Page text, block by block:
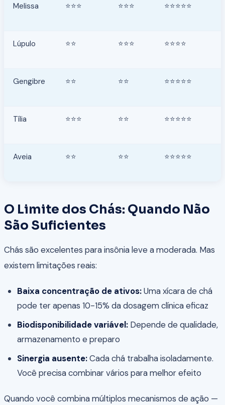
Melissa ⭐⭐⭐ ⭐⭐⭐ ⭐⭐⭐⭐⭐
Lúpulo ⭐⭐ ⭐⭐⭐ ⭐⭐⭐⭐
Gengibre ⭐⭐ ⭐⭐ ⭐⭐⭐⭐⭐
Tília ⭐⭐⭐ ⭐⭐ ⭐⭐⭐⭐⭐
Aveia ⭐⭐ ⭐⭐ ⭐⭐⭐⭐⭐
O Limite dos Chás: Quando Não
São Suficientes
Chás são excelentes para insônia leve a moderada. Mas
existem limitações reais:
Baixa concentração de ativos:Uma xícara de chá
pode ter apenas 10-15% da dosagem clínica eficaz
Biodisponibilidade variável:Depende de qualidade,
armazenamento e preparo
Sinergia ausente:Cada chá trabalha isoladamente.
Você precisa combinar vários para melhor efeito
Quando você combina múltiplos mecanismos de ação —